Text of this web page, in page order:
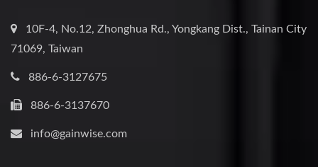
10F-4, No.12, Zhonghua Rd., Yongkang Dist., Tainan City
71069, Taiwan
886-6-3127675
886-6-3137670
info@gainwise.com